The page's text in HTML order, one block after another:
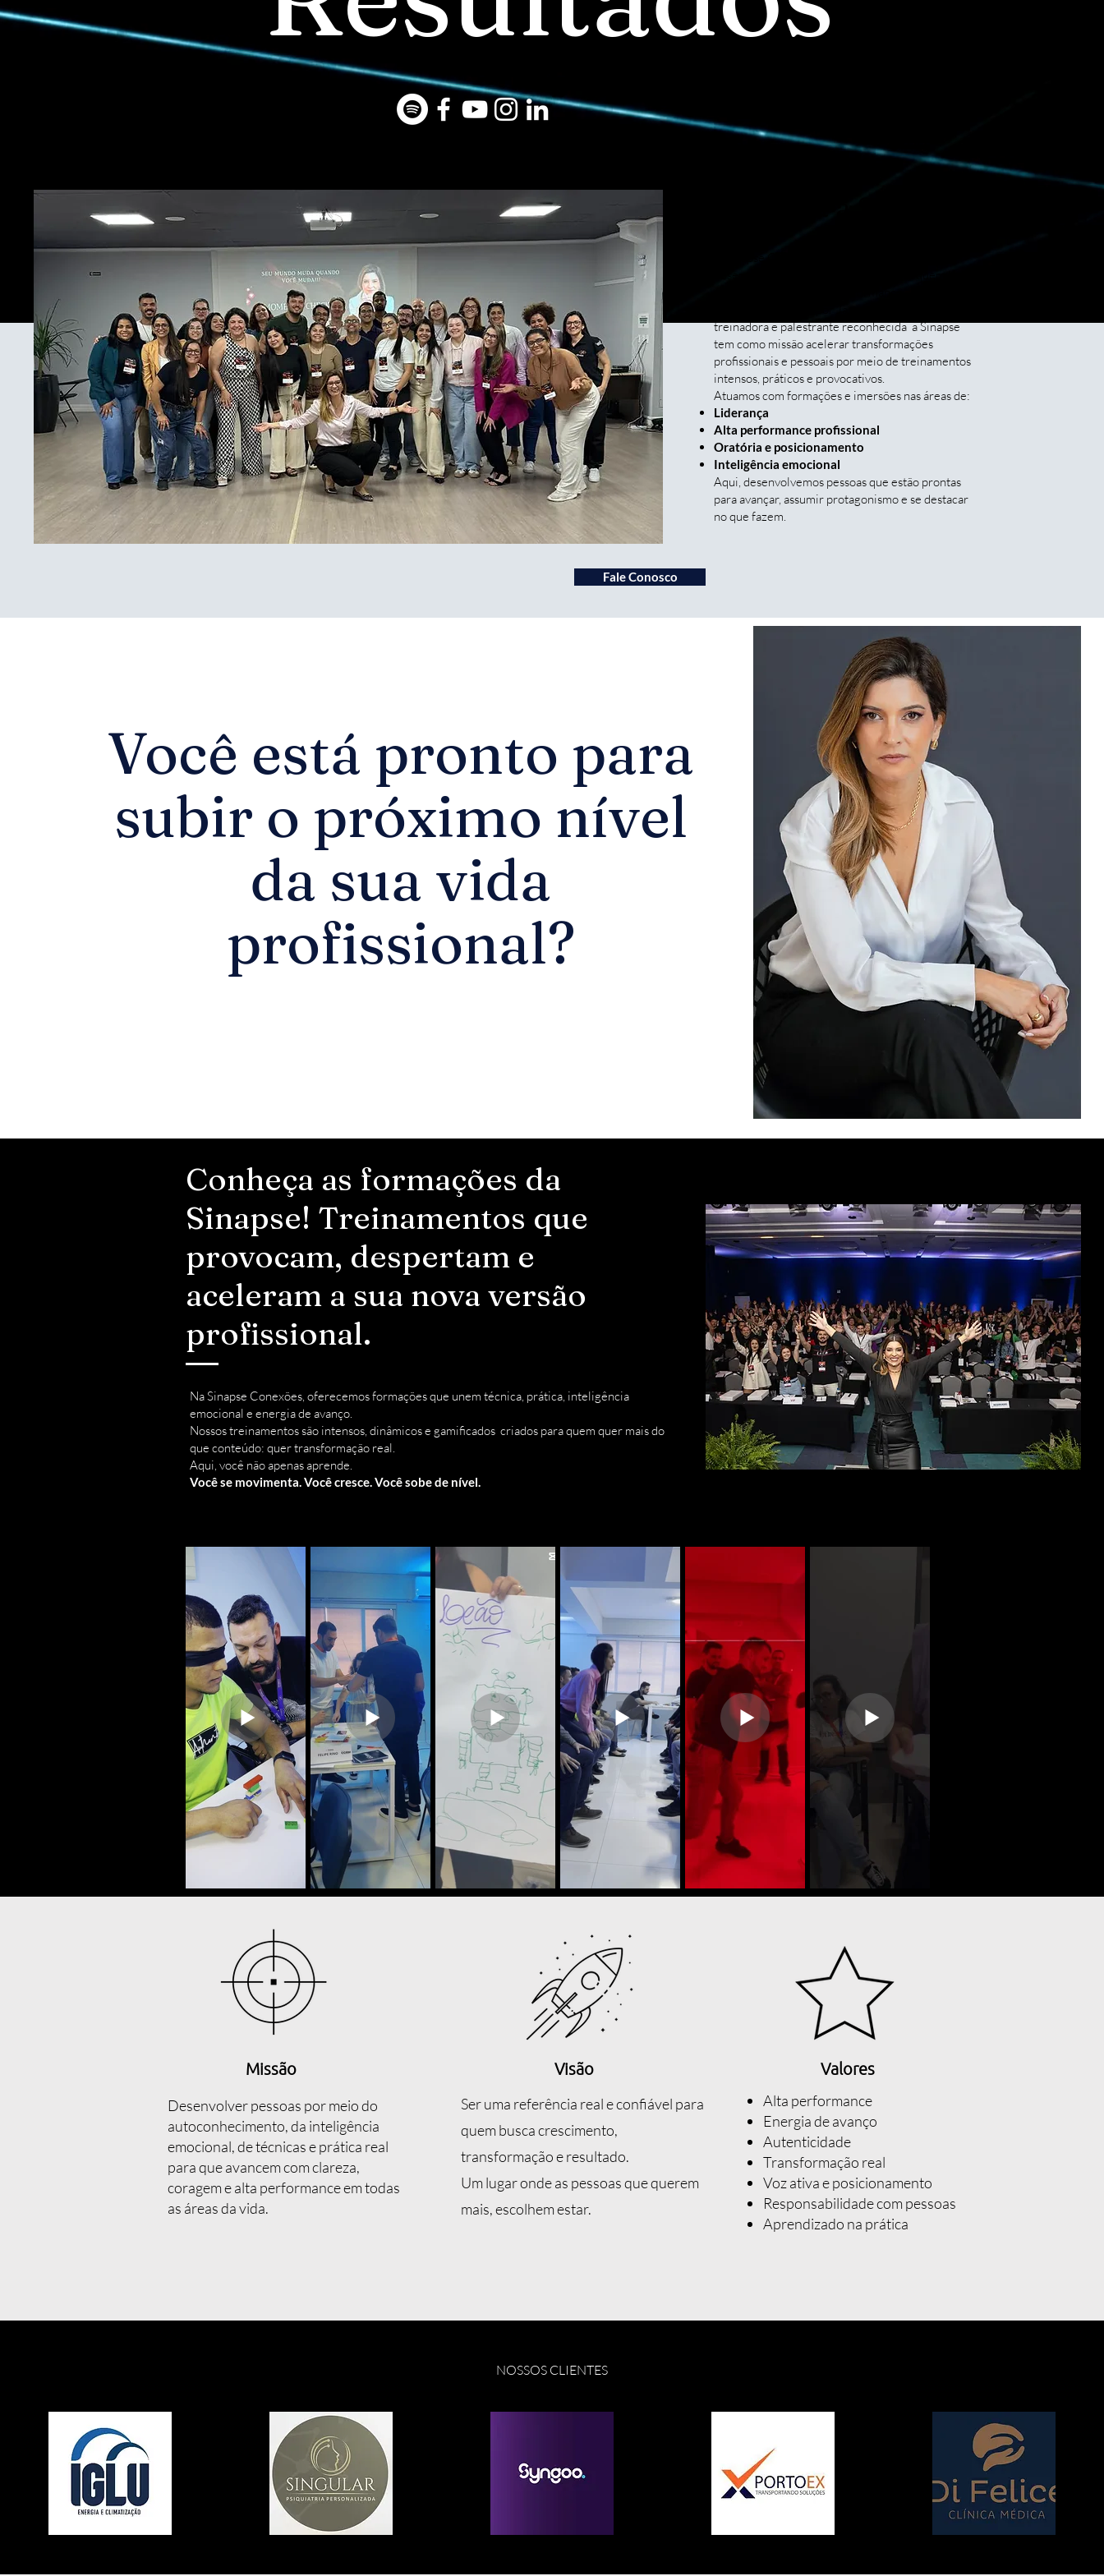
treinadora e palestrante reconhecida a Sinapse
tem como missão acelerar transformações
profissionais e pessoais por meio de treinamentos
intensos, práticos e provocativos.
Atuamos com formações e imersões nas áreas de:
Liderança
Alta performance profissional
Oratória e posicionamento
Inteligência emocional
Aqui, desenvolvemos pessoas que estão prontas
para avançar, assumir protagonismo e se destacar
no que fazem.
Fale Conosco
Você está pronto para
subir o próximo nível
da sua vida
profissional?
Conheça as formações da
Sinapse! Treinamentos que
provocam, despertam e
aceleram a sua nova versão
profissional.
Na Sinapse Conexões, oferecemos formações que unem técnica, prática, inteligência
emocional e energia de avanço.
Nossos treinamentos são intensos, dinâmicos e gamificados criados para quem quer mais do
que conteúdo: quer transformação real.
Aqui, você não apenas aprende.
Você se movimenta. Você cresce. Você sobe de nível.
Missão
Desenvolver pessoas por meio do
autoconhecimento, da inteligência
emocional, de técnicas e prática real
para que avancem com clareza,
coragem e alta performance em todas
as áreas da vida.
Visão
Ser uma referência real e confiável para
quem busca crescimento,
transformação e resultado.
Um lugar onde as pessoas que querem
mais, escolhem estar.
Valores
Alta performance
Energia de avanço
Autenticidade
Transformação real
Voz ativa e posicionamento
Responsabilidade com pessoas
Aprendizado na prática
NOSSOS CLIENTES